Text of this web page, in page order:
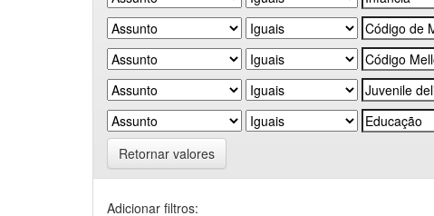
Retornar valores
Adicionar filtros: